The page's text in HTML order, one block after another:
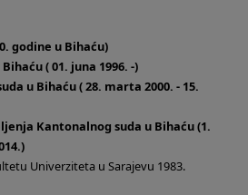
godine u Bihaću)
( 01. juna 1996. -)
u Bihaću ( 28. marta 2000. - 15.
Kantonalnog suda u Bihaću (1.
Univerziteta u Sarajevu 1983.